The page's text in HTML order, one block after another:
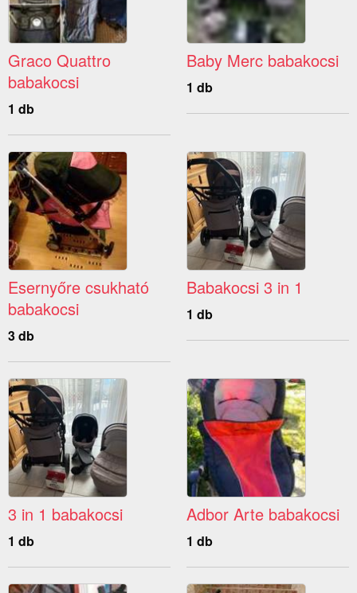
Graco Quattro
babakocsi
1 db
Baby Merc babakocsi
1 db
Esernyőre csukható
babakocsi
3 db
Babakocsi 3 in 1
1 db
3 in 1 babakocsi
1 db
Adbor Arte babakocsi
1 db